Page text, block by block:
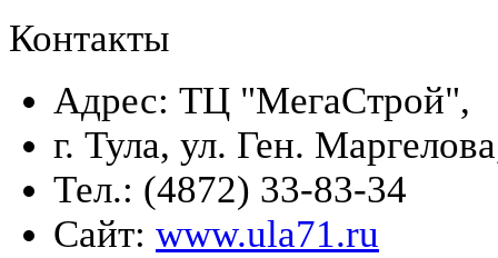
Контакты
Адрес: ТЦ "МегаСтрой",
г. Тула, ул. Ген.
Тел.: (4872) 33-83-34
Сайт: www.ula71.ru